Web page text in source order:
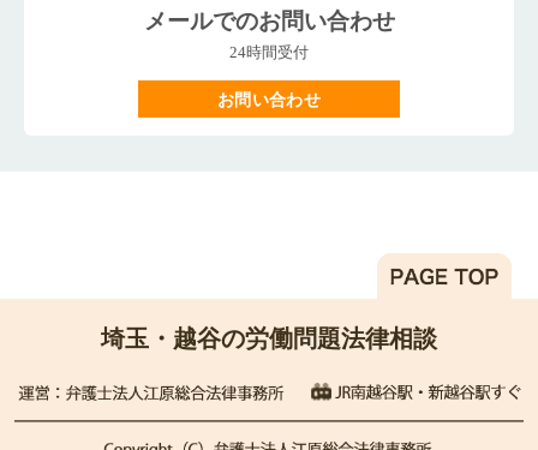
メールでのお問い合わせ
24時間受付
お問い合わせ
埼玉・越谷の労働問題法律相談